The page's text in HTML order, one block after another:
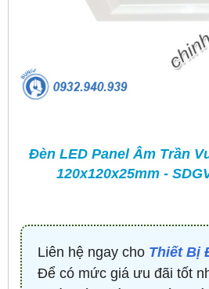
Đèn LED Panel Âm Trần
120x120x25mm -
Liên hệ ngay cho Thiết Bị
Để có mức giá ưu đãi tốt